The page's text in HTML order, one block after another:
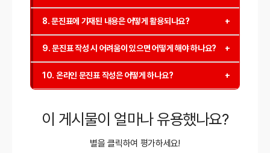
발달 상황을 확인할 수 있습니다.
진표 내용이 다를 수 있으므로, 해당 연령대에 맞는 문진
표를 작성하는 것이 중요합니다.
문진표 작성은 검진의 필수 항목 중 하나이지만, 병원 방
록 지원합니다. 그러나 미리 작성하고 방문하면 검진이
더욱 원활하게 진행될 수 있습니다.
8. 문진표에 기재된 내용은 어떻게 활용되나요?
문진표에 기재된 내용은 의사가 아이의 건강 상태와 발
후 검진 결과와 비교하여 아이의 성장 추이를 파악하는
데도 중요한 자료로 사용됩니다.
9. 문진표 작성 시 어려움이 있으면 어떻게 해야 하나요?
문진표 작성 시 어려움을 느낀다면, 검진을 받을 병원에
를 작성할 수 있습니다.
10. 온라인 문진표 작성은 어떻게 하나요?
서 가능합니다. 회원 가입 후 아이의 정보를 입력하고,
각 항목에 따라 문진표를 작성하면 됩니다. 작성 완료 후
병원에 제출하면 됩니다.
이 게시물이 얼마나 유용했나요?
별을 클릭하여 평가하세요!